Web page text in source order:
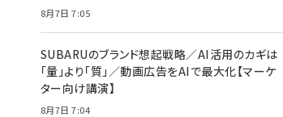
8月7日 7:05
SUBARUのブランド想起戦略／AI活用のカギは
「量」より「質」／動画広告をAIで最大化【マーケ
ター向け講演】
8月7日 7:04